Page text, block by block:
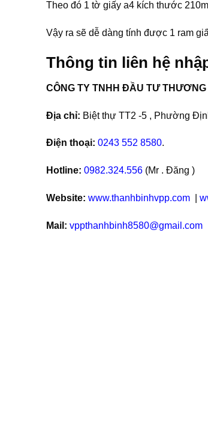
Theo đó 1 tờ giấy a4 kích thước
Vậy ra sẽ dễ dàng tính được 1 ram
Thông tin liên hệ
CÔNG TY TNHH ĐẦU TƯ
Địa chỉ: Biệt thự TT2 -5 , Phường
Điện thoại: 0243 552 8580.
Hotline: 0982.324.556 (Mr . Đăng )
Website: www.thanhbinhvpp.com
Mail: vppthanhbinh8580@gmail.com